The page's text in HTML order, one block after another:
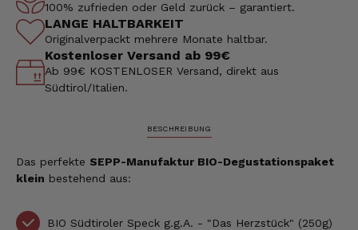
100% zufrieden oder Geld zurück – garantiert.
LANGE HALTBARKEIT
Originalverpackt mehrere Monate haltbar.
Kostenloser Versand ab 99€
Ab 99€ KOSTENLOSER Versand, direkt aus
Südtirol/Italien.
BESCHREIBUNG
Das perfekte SEPP-Manufaktur BIO-Degustationspaket
klein bestehend aus:
BIO Südtiroler Speck g.g.A. - "Das Herzstück" (250g)